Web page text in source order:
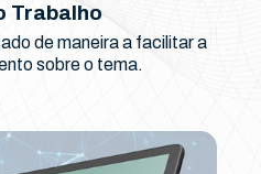
Trabalho
de maneira a facilitar a
sobre o tema.